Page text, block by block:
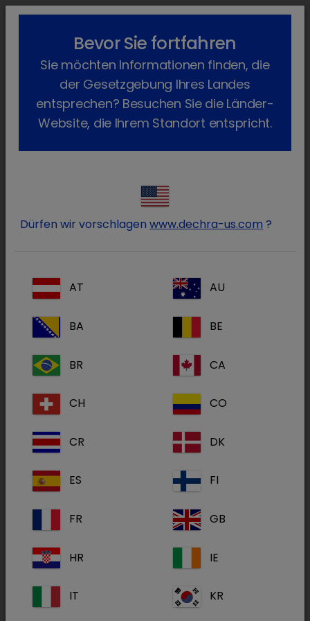
lock_outline search menu
Primagnost CCER Rind
Zurück
Primagnost CCER Rind
Bovinem Coronavirus (BCV),
und Rotavirus im Kot von Rindern. In-vitro-
Coronavirus (BCV), Cryptosporidium parvum
(F5) und/oder Rotaviren (RV), ist eine der
der Kälberaufzucht! Besonders C. Parvum, aber
Haustieren als auch beim Menschen
Bevor Sie fortfahren
Sie möchten Informationen finden, die
der Gesetzgebung Ihres Landes
entsprechen? Besuchen Sie die Länder-
Website, die Ihrem Standort entspricht.
Dürfen wir vorschlagenwww.dechra-us.com ?
AT AU
BA BE
BR CA
CH CO
CR DK
ES FI
FR GB
HR IE
IT KR